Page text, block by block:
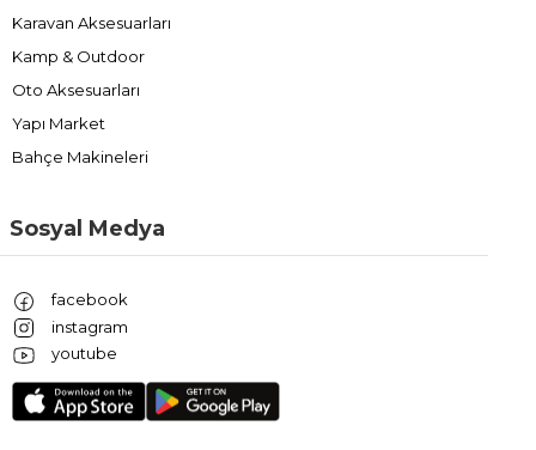
Karavan Aksesuarları
Kamp & Outdoor
Oto Aksesuarları
Yapı Market
Bahçe Makineleri
Sosyal Medya
facebook
instagram
youtube